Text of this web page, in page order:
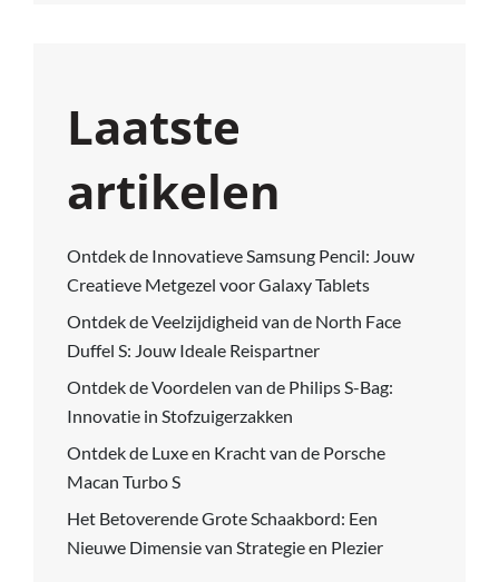
Laatste
artikelen
Ontdek de Innovatieve Samsung Pencil: Jouw
Creatieve Metgezel voor Galaxy Tablets
Ontdek de Veelzijdigheid van de North Face
Duffel S: Jouw Ideale Reispartner
Ontdek de Voordelen van de Philips S-Bag:
Innovatie in Stofzuigerzakken
Ontdek de Luxe en Kracht van de Porsche
Macan Turbo S
Het Betoverende Grote Schaakbord: Een
Nieuwe Dimensie van Strategie en Plezier